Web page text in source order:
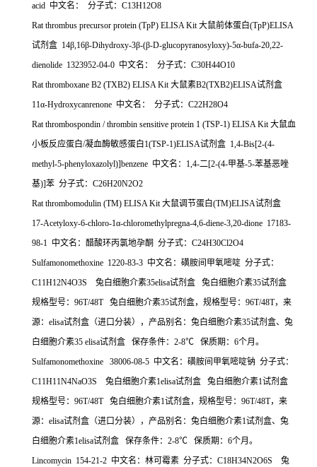
acid 中文名： 分子式： C13H12O8
Rat thrombus precursor protein (TpP) ELISA Kit大鼠前体蛋白(TpP)ELISA
试剂盒 14β,16β-Dihydroxy-3β-(β-D-glucopyranosyloxy)-5α-bufa-20,22-
dienolide 1323952-04-0 中文名： 分子式： C30H44O10
Rat thromboxane B2 (TXB2) ELISA Kit大鼠素B2(TXB2)ELISA试剂盒
11α-Hydroxycanrenone 中文名： 分子式： C22H28O4
Rat thrombospondin / thrombin sensitive protein 1 (TSP-1) ELISA Kit大鼠血
小板反应蛋白/凝血酶敏感蛋白 1(TSP-1)ELISA试剂盒 1,4-Bis[2-(4-
methyl-5-phenyloxazolyl)]benzene 中文名： 1,4-二[2-(4-甲基-5-苯基恶唑
基)]苯 分子式： C26H20N2O2
Rat thrombomodulin (TM) ELISA Kit大鼠调节蛋白(TM)ELISA试剂盒
17-Acetyloxy-6-chloro-1α-chloromethylpregna-4,6-diene-3,20-dione 17183-
98-1 中文名：醋酸环丙氯地孕酮 分子式： C24H30Cl2O4
Sulfamonomethoxine 1220-83-3 中文名：磺胺间甲氧嘧啶 分子式：
C11H12N4O3S 兔白细胞介素35elisa试剂盒 兔白细胞介素35试剂盒
规格型号： 96T/48T 兔白细胞介素35试剂盒，规格型号： 96T/48T，来
源： elisa试剂盒（进口分装），产品别名：兔白细胞介素35试剂盒、兔
白细胞介素35 elisa试剂盒 保存条件： 2-8℃ 保质期： 6个月。
Sulfamonomethoxine 38006-08-5 中文名：磺胺间甲氧嘧啶钠 分子式：
C11H11N4NaO3S 兔白细胞介素1elisa试剂盒 兔白细胞介素1试剂盒
规格型号： 96T/48T 兔白细胞介素1试剂盒，规格型号： 96T/48T，来
源： elisa试剂盒（进口分装），产品别名：兔白细胞介素1试剂盒、兔
白细胞介素1elisa试剂盒 保存条件： 2-8℃ 保质期： 6个月。
Lincomycin 154-21-2 中文名：林可霉素 分子式： C18H34N2O6S 兔